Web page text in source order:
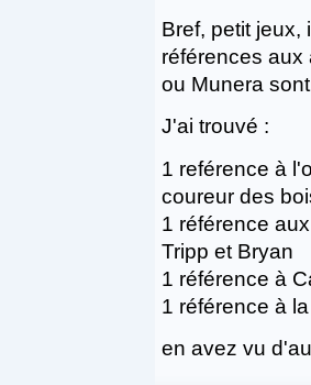
Bref, petit
références aux
ou Munera
J'ai trouvé :
1 reférence à
coureur des
1 référence
Tripp et Bryan
1 référence à
1 référence à
en avez vu